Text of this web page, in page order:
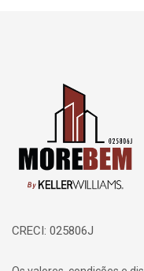
Página inicial
CRECI: 025806J